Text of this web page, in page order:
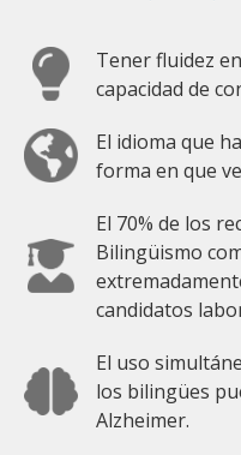
Tener fluidez
capacidad de
El idioma que
forma en que
El 70% de los
Bilingüismo
candidatos
El uso
los bilingües
Alzheimer.